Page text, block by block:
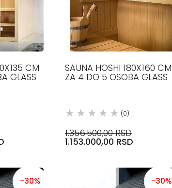
CM
GLASS
SAUNA HOSHI 180X160 CM
ZA 4 DO 5 OSOBA GLASS
(0)
1.356.500,00 RSD
1.153.000,00 RSD
-30% -30%